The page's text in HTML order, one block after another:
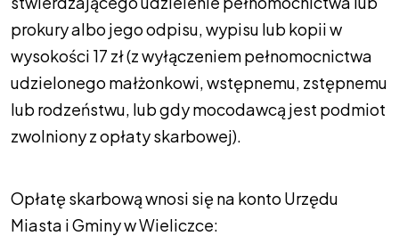
prokury albo jego odpisu, wypisu lub kopii w
wysokości 17 zł (z wyłączeniem pełnomocnictwa
udzielonego małżonkowi, wstępnemu, zstępnemu
lub rodzeństwu, lub gdy mocodawcą jest podmiot
zwolniony z opłaty skarbowej).
Opłatę skarbową wnosi się na konto Urzędu
Miasta i Gminy w Wieliczce: